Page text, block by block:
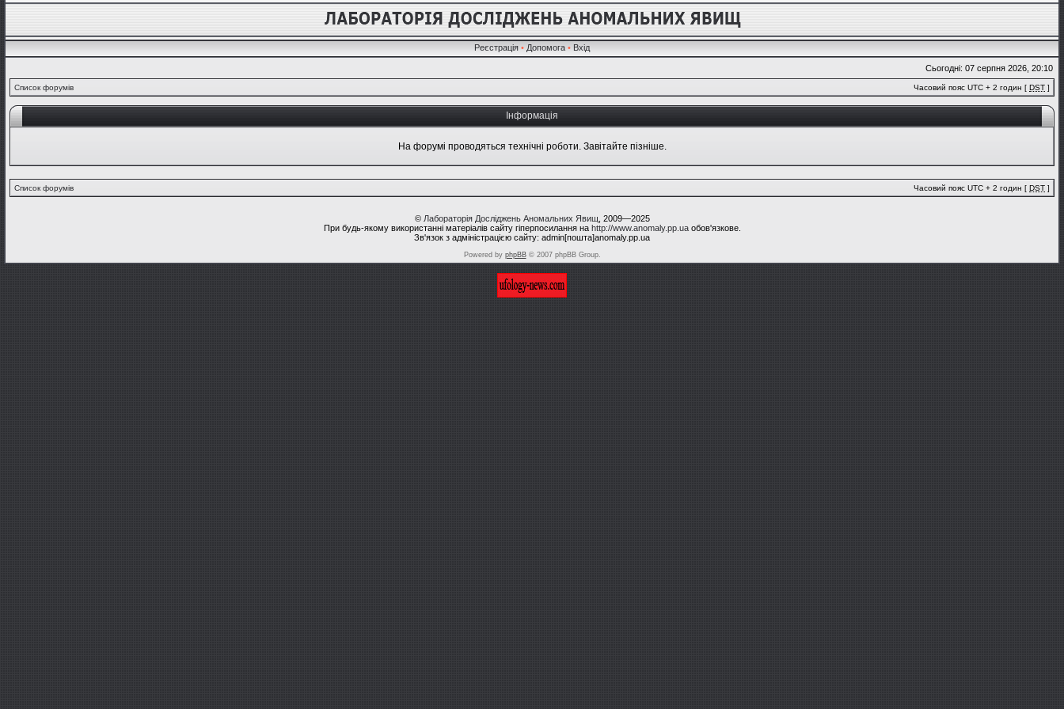
Реєстрація • Допомога • Вхід
Сьогодні: 07 серпня 2026, 20:10
Список форумів Часовий пояс UTC + 2 годин [ DST ]
Інформація
На форумі проводяться технічні роботи. Завітайте пізніше.
Список форумів Часовий пояс UTC + 2 годин [ DST ]
© Лабораторія Досліджень Аномальних Явищ , 2009—2025
При будь-якому використанні матеріалів сайту гіперпосилання на http://www.anomaly.pp.uaобов'язкове.
Зв'язок з адміністрацією сайту: admin[пошта]anomaly.pp.ua
Powered by phpBB© 2007 phpBB Group.